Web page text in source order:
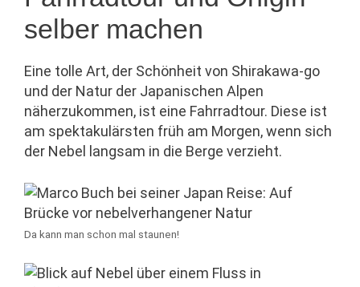
selber machen
Eine tolle Art, der Schönheit von Shirakawa-go
und der Natur der Japanischen Alpen
näherzukommen, ist eine Fahrradtour. Diese ist
am spektakulärsten früh am Morgen, wenn sich
der Nebel langsam in die Berge verzieht.
Da kann man schon mal staunen!